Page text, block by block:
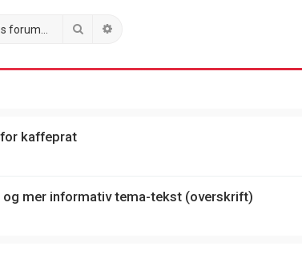
Search
kaffeprat
og mer informativ tema-tekst (overskrift)